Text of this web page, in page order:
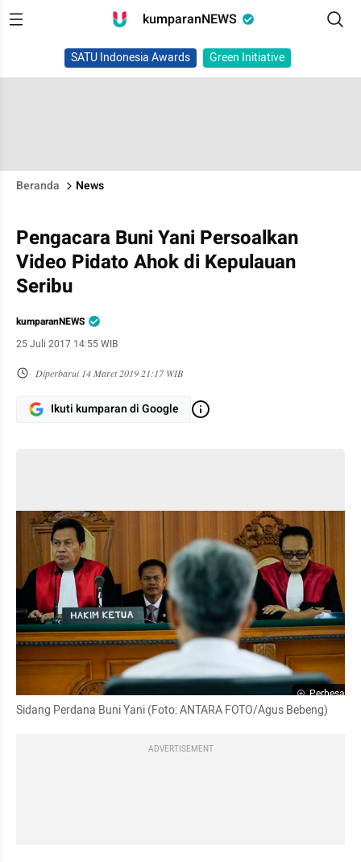
kumparanNEWS
SATU Indonesia Awards Green Initiative
Beranda News
Pengacara Buni Yani Persoalkan
Video Pidato Ahok di Kepulauan
Seribu
kumparanNEWS
25 Juli 2017 14:55 WIB
Diperbarui 14 Maret 2019 21:17 WIB
Ikuti kumparan di Google
Perbesar
Sidang Perdana Buni Yani (Foto: ANTARA FOTO/Agus Bebeng)
ADVERTISEMENT